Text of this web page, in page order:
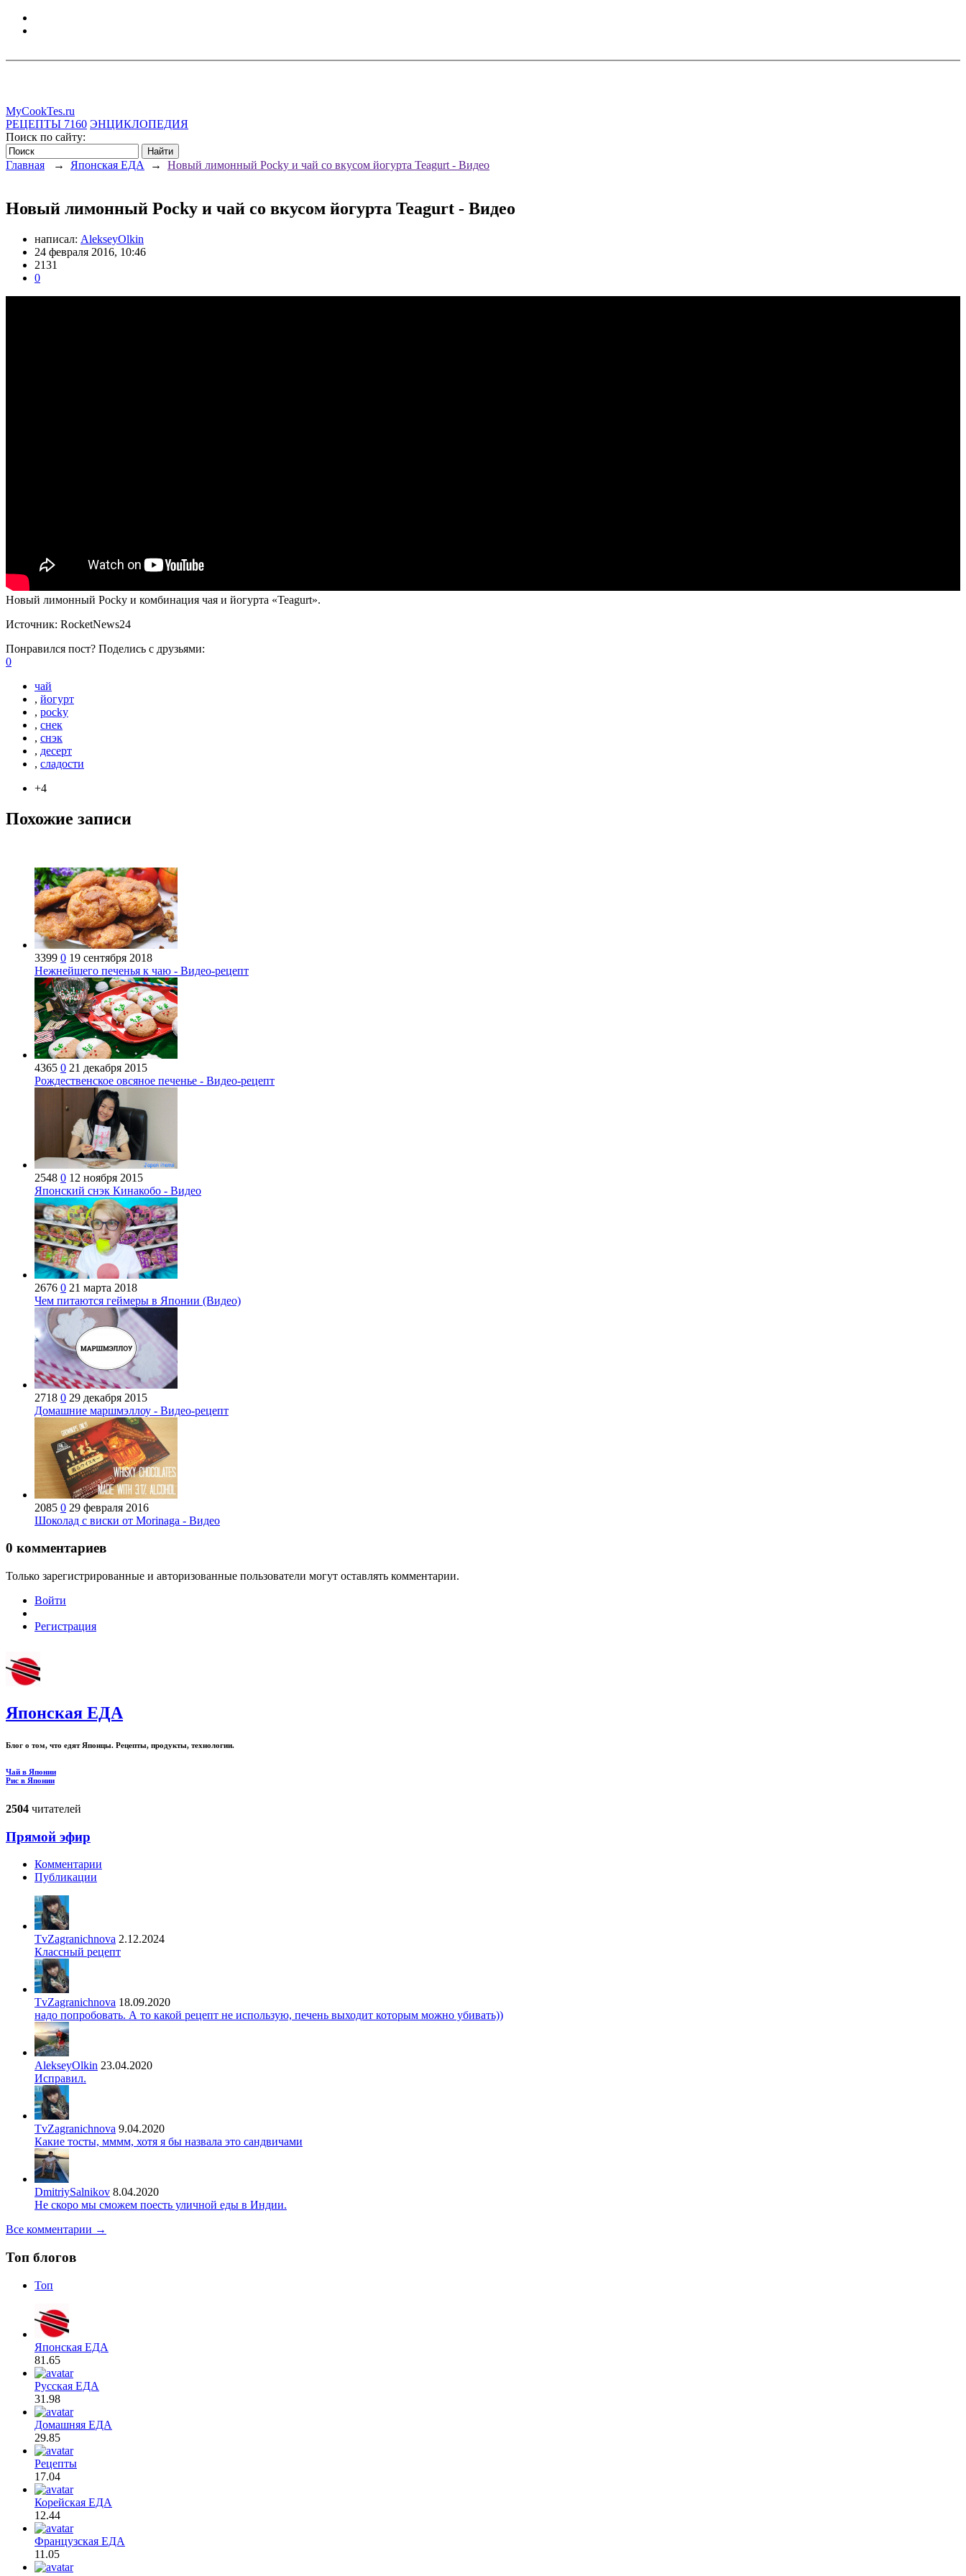
MyCookTes.ru
РЕЦЕПТЫ 7160 ЭНЦИКЛОПЕДИЯ
Поиск по сайту:
Главная → Японская ЕДА → Новый лимонный Pocky и чай со вкусом йогурта Teagurt - Видео
Новый лимонный Pocky и чай со вкусом йогурта Teagurt - Видео
написал: AlekseyOlkin
24 февраля 2016, 10:46
2131
0
Новый лимонный Pocky и комбинация чая и йогурта «Teagurt».
Источник: RocketNews24
Понравился пост? Поделись с друзьями:
0
чай
, йогурт
, pocky
, снек
, снэк
, десерт
, сладости
+4
Похожие записи
3399 0 19 сентября 2018
Нежнейшего печенья к чаю - Видео-рецепт
4365 0 21 декабря 2015
Рождественское овсяное печенье - Видео-рецепт
2548 0 12 ноября 2015
Японский снэк Кинакобо - Видео
2676 0 21 марта 2018
Чем питаются геймеры в Японии (Видео)
2718 0 29 декабря 2015
Домашние маршмэллоу - Видео-рецепт
2085 0 29 февраля 2016
Шоколад с виски от Morinaga - Видео
0 комментариев
Только зарегистрированные и авторизованные пользователи могут оставлять комментарии.
Войти
Регистрация
Японская ЕДА
Блог о том, что едят Японцы. Рецепты, продукты, технологии.
Чай в Японии
Рис в Японии
2504 читателей
Прямой эфир
Комментарии
Публикации
TvZagranichnova 2.12.2024
Классный рецепт
TvZagranichnova 18.09.2020
надо попробовать. А то какой рецепт не использую, печень выходит которым можно убивать))
AlekseyOlkin 23.04.2020
Исправил.
TvZagranichnova 9.04.2020
Какие тосты, мммм, хотя я бы назвала это сандвичами
DmitriySalnikov 8.04.2020
Не скоро мы сможем поесть уличной еды в Индии.
Все комментарии →
Топ блогов
Топ
Японская ЕДА
81.65
Русская ЕДА
31.98
Домашняя ЕДА
29.85
Рецепты
17.04
Корейская ЕДА
12.44
Французская ЕДА
11.05